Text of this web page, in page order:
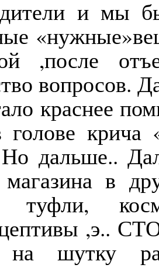
и мы
,после
вопросов.
краснее
голове
дальше..
магазина в
туфли,
,э..
шутку